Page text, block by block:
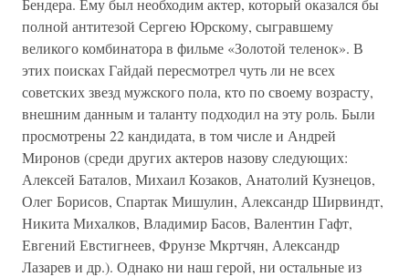
Бендера. Ему был необходим актер, который оказался бы
полной антитезой Сергею Юрскому, сыгравшему
великого комбинатора в фильме «Золотой теленок». В
этих поисках Гайдай пересмотрел чуть ли не всех
советских звезд мужского пола, кто по своему возрасту,
внешним данным и таланту подходил на эту роль. Были
просмотрены 22 кандидата, в том числе и Андрей
Миронов (среди других актеров назову следующих:
Алексей Баталов, Михаил Козаков, Анатолий Кузнецов,
Олег Борисов, Спартак Мишулин, Александр Ширвиндт,
Никита Михалков, Владимир Басов, Валентин Гафт,
Евгений Евстигнеев, Фрунзе Мкртчян, Александр
Лазарев и др.). Однако ни наш герой, ни остальные из